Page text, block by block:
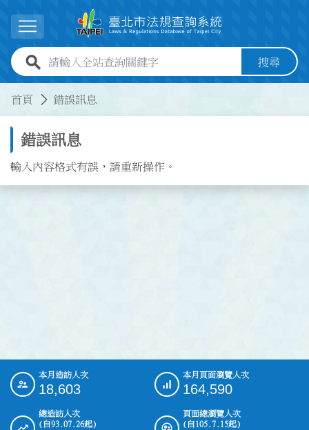
展開選單
全站查詢關鍵字欄位 搜尋
首頁 錯誤訊息
錯誤訊息
輸入內容格式有誤，請重新操作。
::: 本月造訪人次
18,603
本月頁面瀏覽人次
164,590
總造訪人次
(自93.07.26起)
頁面總瀏覽人次
(自105.7.15起)